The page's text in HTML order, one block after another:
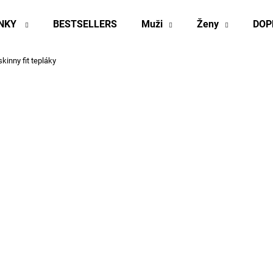
BESTSELLERS Muži Ženy
fit tepláky
Co potřebujete najít?